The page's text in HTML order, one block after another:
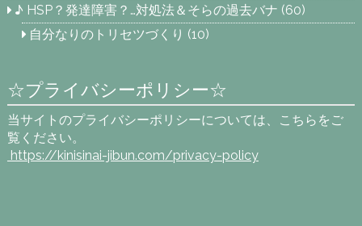
♪ HSP？発達障害？…対処法＆そらの過去バナ (60)
自分なりのトリセツづくり (10)
☆プライバシーポリシー☆
当サイトのプライバシーポリシーについては、こちらをご
覧ください。
https://kinisinai-jibun.com/privacy-policy